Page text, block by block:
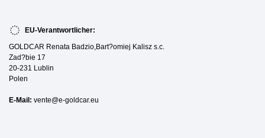
EU-Verantwortlicher:
GOLDCAR Renata Badzio,Bart?omiej Kalisz s.c.
Zad?bie 17
20-231 Lublin
Polen
E-Mail: vente@e-goldcar.eu